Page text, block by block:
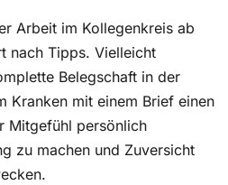
Arbeit im Kollegenkreis ab
nach Tipps. Vielleicht
Belegschaft in der
Kranken mit einem Brief einen
Mitgefühl persönlich
zu machen und Zuversicht